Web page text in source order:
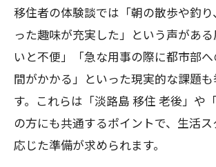
移住者の体験談では「朝の散歩や釣
った趣味が充実した」という声があ
いと不便」「急な用事の際に都市部
間がかかる」といった現実的な課題も
す。これらは「淡路島 移住 老後」や
の方にも共通するポイントで、生活
応じた準備が求められます。